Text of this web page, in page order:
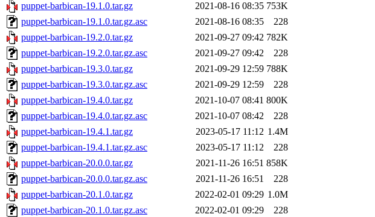
puppet-barbican-19.1.0.tar.gz
2021-08-16 08:35 753K
puppet-barbican-19.1.0.tar.gz.asc
2021-08-16 08:35
228
puppet-barbican-19.2.0.tar.gz
2021-09-27 09:42 782K
puppet-barbican-19.2.0.tar.gz.asc
2021-09-27 09:42
228
puppet-barbican-19.3.0.tar.gz
2021-09-29 12:59 788K
puppet-barbican-19.3.0.tar.gz.asc
2021-09-29 12:59
228
puppet-barbican-19.4.0.tar.gz
2021-10-07 08:41 800K
puppet-barbican-19.4.0.tar.gz.asc
2021-10-07 08:42
228
puppet-barbican-19.4.1.tar.gz
2023-05-17 11:12 1.4M
puppet-barbican-19.4.1.tar.gz.asc
2023-05-17 11:12
228
puppet-barbican-20.0.0.tar.gz
2021-11-26 16:51 858K
puppet-barbican-20.0.0.tar.gz.asc
2021-11-26 16:51
228
puppet-barbican-20.1.0.tar.gz
2022-02-01 09:29 1.0M
puppet-barbican-20.1.0.tar.gz.asc
2022-02-01 09:29
228